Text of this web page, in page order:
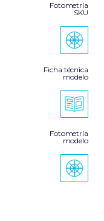
Fotometría
SKU
Ficha técnica
modelo
Fotometría
modelo